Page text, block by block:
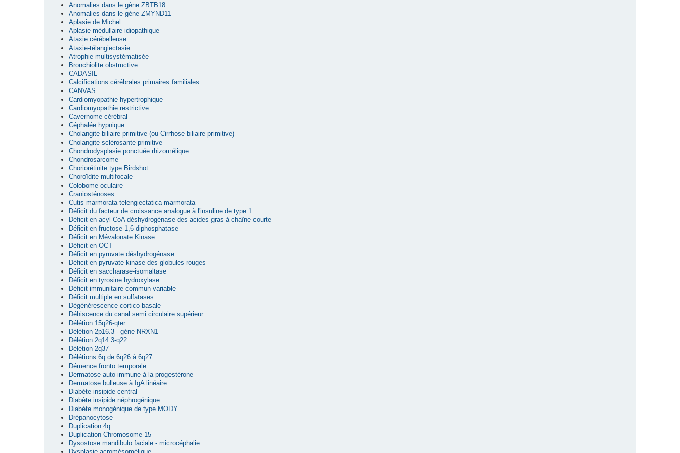
Anomalies dans le gène ZBTB18
Anomalies dans le gène ZMYND11
Aplasie de Michel
Aplasie médullaire idiopathique
Ataxie cérébelleuse
Ataxie-télangiectasie
Atrophie multisystématisée
Bronchiolite obstructive
CADASIL
Calcifications cérébrales primaires familiales
CANVAS
Cardiomyopathie hypertrophique
Cardiomyopathie restrictive
Cavernome cérébral
Céphalée hypnique
Cholangite biliaire primitive (ou Cirrhose biliaire primitive)
Cholangite sclérosante primitive
Chondrodysplasie ponctuée rhizomélique
Chondrosarcome
Choriorétinite type Birdshot
Choroïdite multifocale
Colobome oculaire
Craniosténoses
Cutis marmorata telengiectatica marmorata
Déficit du facteur de croissance analogue à l'insuline de type 1
Déficit en acyl-CoA déshydrogénase des acides gras à chaîne courte
Déficit en fructose-1,6-diphosphatase
Déficit en Mévalonate Kinase
Déficit en OCT
Déficit en pyruvate déshydrogénase
Déficit en pyruvate kinase des globules rouges
Déficit en saccharase-isomaltase
Déficit en tyrosine hydroxylase
Déficit immunitaire commun variable
Déficit multiple en sulfatases
Dégénérescence cortico-basale
Déhiscence du canal semi circulaire supérieur
Délétion 15q26-qter
Délétion 2p16.3 - gène NRXN1
Délétion 2q14.3-q22
Délétion 2q37
Délétions 6q de 6q26 à 6q27
Démence fronto temporale
Dermatose auto-immune à la progestérone
Dermatose bulleuse à IgA linéaire
Diabète insipide central
Diabète insipide néphrogénique
Diabète monogénique de type MODY
Drépanocytose
Duplication 4q
Duplication Chromosome 15
Dysostose mandibulo faciale - microcéphalie